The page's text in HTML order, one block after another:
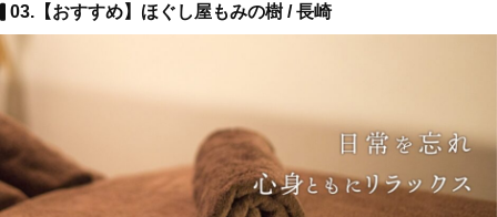
03.【おすすめ】ほぐし屋もみの樹 / 長崎